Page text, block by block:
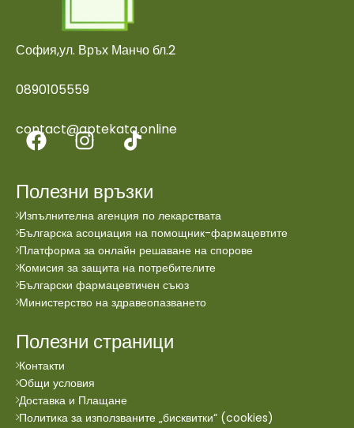
София,ул. Връх Манчо бл.2
0890105559
contact@aptekata.online
Полезни връзки
Изпълнителна агенция по лекарствата
Българска асоциация на помощник-фармацевтите
Платформа за онлайн решаване на спорове
Комисия за защита на потребителите
Български фармацевтичен съюз
Министерство на здравеопазването
Полезни страници
Контакти
Общи условия
Доставка и Плащане
Политика за използваните „бисквитки“ (cookies)